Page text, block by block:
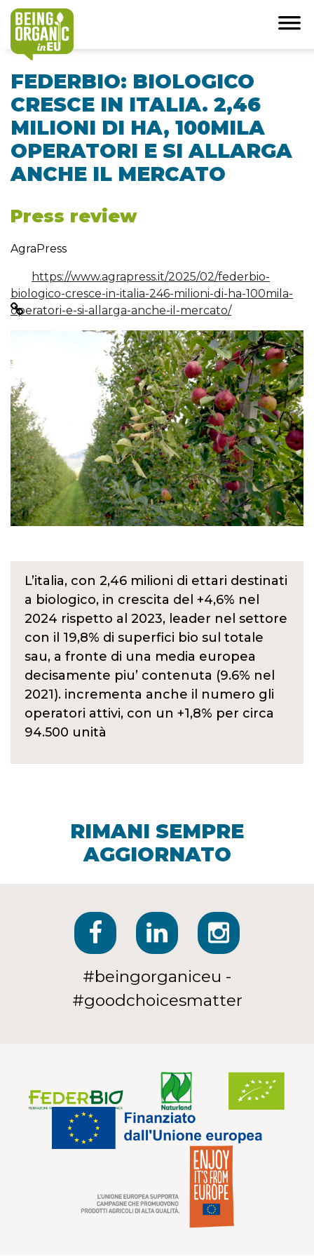
FEDERBIO: BIOLOGICO
CRESCE IN ITALIA. 2,46
MILIONI DI HA, 100MILA
OPERATORI E SI ALLARGA
ANCHE IL MERCATO
Press review
AgraPress
https://www.agrapress.it/2025/02/federbio-
biologico-cresce-in-italia-246-milioni-di-ha-100mila-
operatori-e-si-allarga-anche-il-mercato/
L’italia, con 2,46 milioni di ettari destinati
a biologico, in crescita del +4,6% nel
2024 rispetto al 2023, leader nel settore
con il 19,8% di superfici bio sul totale
sau, a fronte di una media europea
decisamente piu’ contenuta (9.6% nel
2021). incrementa anche il numero gli
operatori attivi, con un +1,8% per circa
94.500 unità
RIMANI SEMPRE
AGGIORNATO
#beingorganiceu -
#goodchoicesmatter